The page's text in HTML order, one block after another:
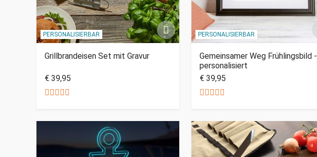
PERSONALISIERBAR
Grillbrandeisen Set mit Gravur
€ 39,95
PERSONALISIERBAR
Gemeinsamer Weg Frühlingsbild -
personalisiert
€ 39,95